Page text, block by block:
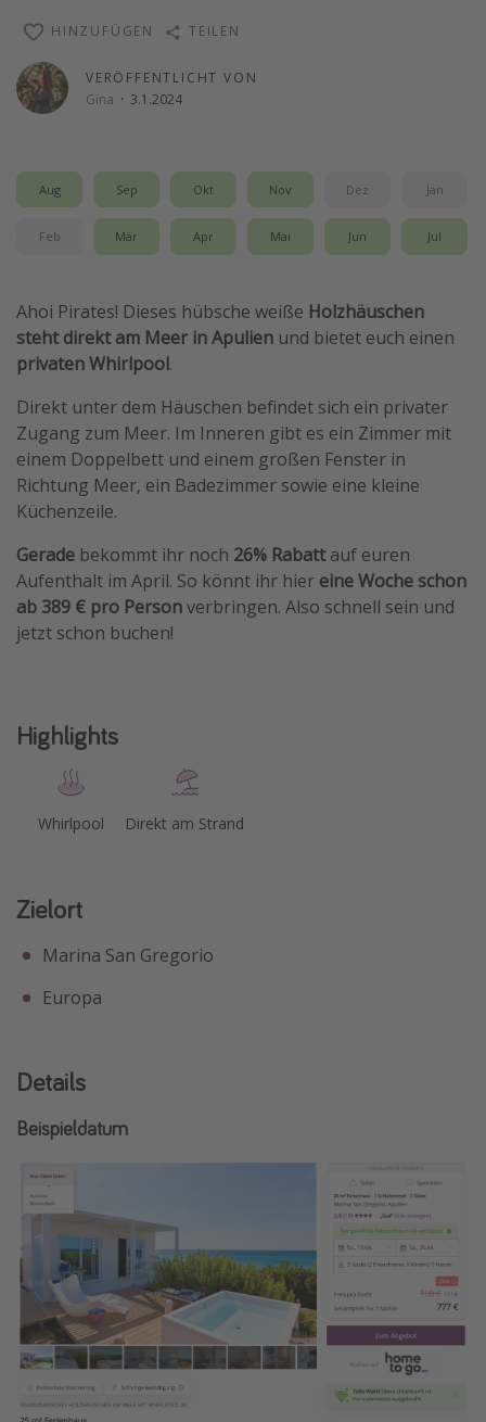
Singlereisen
Strandurlaub
Gruppenreisen
Hotels am Achensee
Reise Journal
Familienurlaub in der Türkei
Rundreisen in Thailand
Bahnreisen in der Schweiz
Reisepassfreie Reiseziele
Travel Know How
Silvesterreisen
Last Minute Urlaub Mallorca
Last Minute Urlaub Deutschland
VERÖFFENTLICHT VON
Gina · 3.1.2024
HINZUFÜGEN TEILEN
Aug Sep Okt Nov Dez Jan
Feb Mär Apr Mai Jun Jul
Ahoi Pirates! Dieses hübsche weiße Holzhäuschen
steht direkt am Meer in Apulien und bietet euch einen
privaten Whirlpool.
Direkt unter dem Häuschen befindet sich ein privater
Zugang zum Meer. Im Inneren gibt es ein Zimmer mit
einem Doppelbett und einem großen Fenster in
Richtung Meer, ein Badezimmer sowie eine kleine
Küchenzeile.
Gerade bekommt ihr noch 26% Rabattauf euren
Aufenthalt im April. So könnt ihr hier eine Woche schon
ab 389 € pro Personverbringen. Also schnell sein und
jetzt schon buchen!
Highlights
Whirlpool Direkt am Strand
Zielort
Marina San Gregorio
Europa
Details
Beispieldatum